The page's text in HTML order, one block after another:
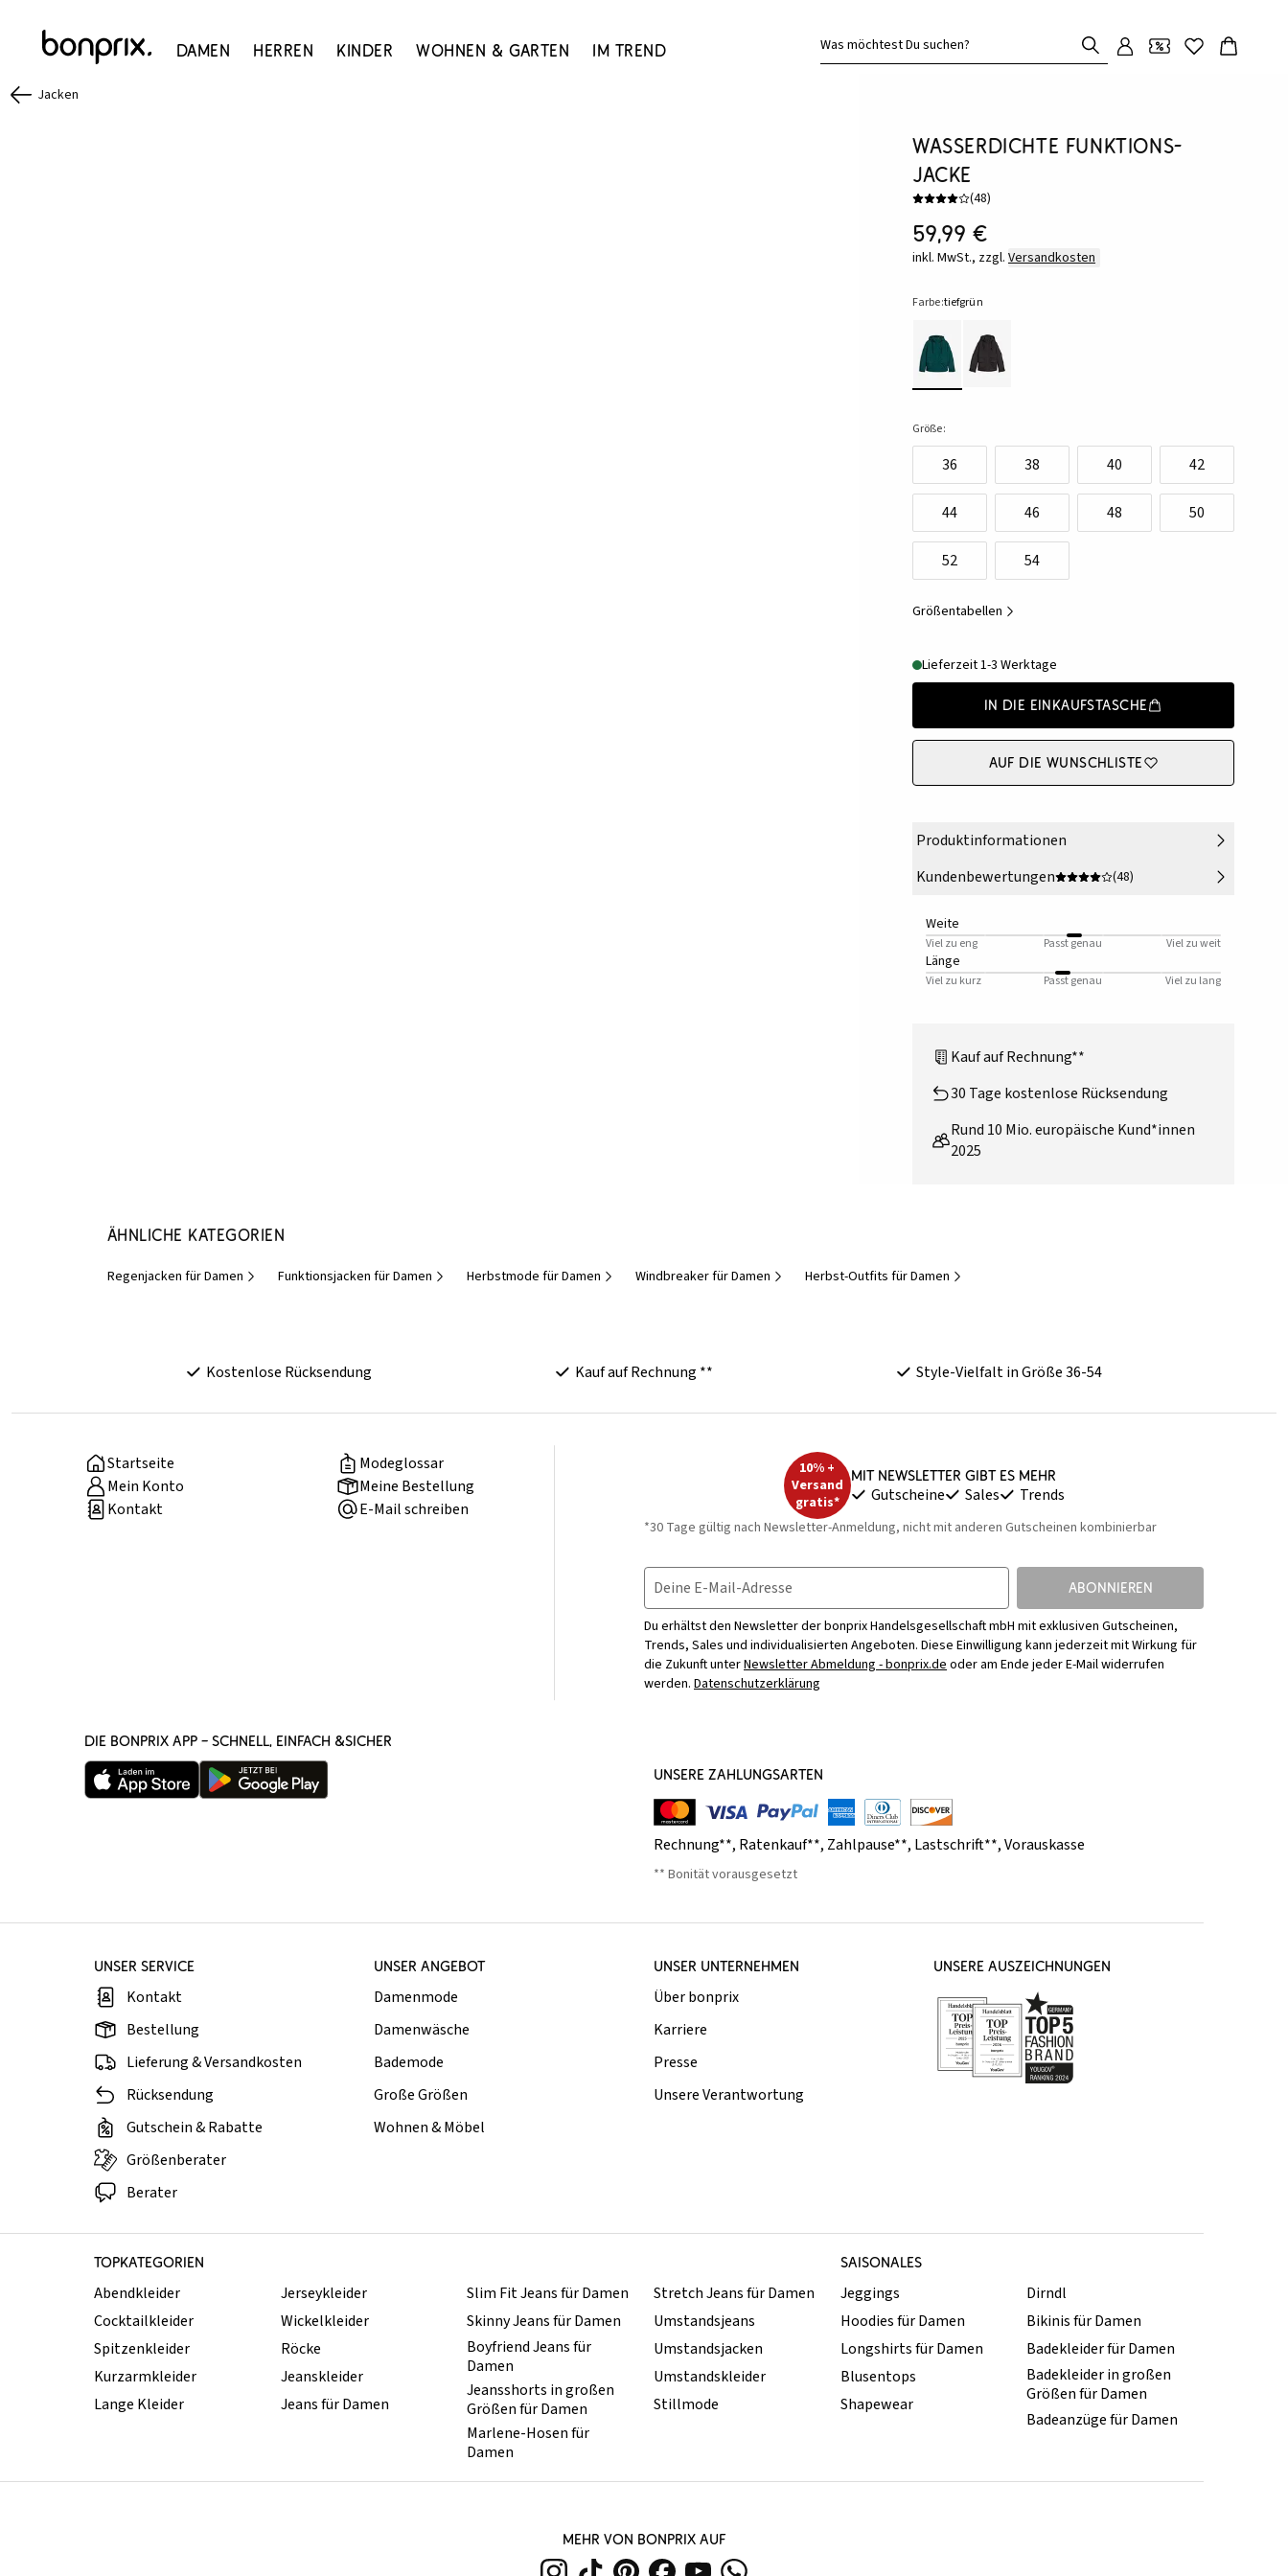
Damen Herren Kinder Wohnen & Garten Im Trend Was möchtest Du suchen?
Jacken
Wasserdichte Funktions-
Jacke
(48)
59,99 €
inkl. MwSt., zzgl. Versandkosten
Farbe:tiefgrün
Größe:
36 38 40 42
44 46 48 50
52 54
Größentabellen
Lieferzeit 1-3 Werktage
In die Einkaufstasche
Auf die Wunschliste
Produktinformationen
Kundenbewertungen
(48)
Weite
Viel zu eng Passt genau Viel zu weit
Länge
Viel zu kurz Passt genau Viel zu lang
Kauf auf Rechnung**
30 Tage kostenlose Rücksendung
Rund 10 Mio. europäische Kund*innen
2025
Ähnliche Kategorien
Regenjacken für Damen Funktionsjacken für Damen Herbstmode für Damen Windbreaker für Damen Herbst-Outfits für Damen
Kostenlose Rücksendung Kauf auf Rechnung ** Style-Vielfalt in Größe 36-54
Startseite
Modeglossar
Mein Konto
Meine Bestellung
Kontakt
E-Mail schreiben
10% +
Versand
gratis*
Mit Newsletter gibt es mehr
Gutscheine Sales Trends
*30 Tage gültig nach Newsletter-Anmeldung, nicht mit anderen Gutscheinen kombinierbar
Deine E-Mail-Adresse ABONNIEREN
Du erhältst den Newsletter der bonprix Handelsgesellschaft mbH mit exklusiven Gutscheinen,
Trends, Sales und individualisierten Angeboten. Diese Einwilligung kann jederzeit mit Wirkung für
die Zukunft unterNewsletter Abmeldung - bonprix.deoder am Ende jeder E-Mail widerrufen
werden. Datenschutzerklärung
DIE BONPRIX APP – SCHNELL, EINFACH &SICHER
UNSERE ZAHLUNGSARTEN
Rechnung**, Ratenkauf**, Zahlpause**, Lastschrift**,Vorauskasse
** Bonität vorausgesetzt
UNSER SERVICE
Kontakt
Bestellung
Lieferung & Versandkosten
Rücksendung
Gutschein & Rabatte
Größenberater
Berater
UNSER ANGEBOT
Damenmode
Damenwäsche
Bademode
Große Größen
Wohnen & Möbel
UNSER UNTERNEHMEN
Über bonprix
Karriere
Presse
Unsere Verantwortung
UNSERE AUSZEICHNUNGEN
TOPKATEGORIEN SAISONALES
Abendkleider
Cocktailkleider
Spitzenkleider
Kurzarmkleider
Lange Kleider
Jerseykleider
Wickelkleider
Röcke
Jeanskleider
Jeans für Damen
Slim Fit Jeans für Damen
Skinny Jeans für Damen
Boyfriend Jeans für
Damen
Jeansshorts in großen
Größen für Damen
Marlene-Hosen für
Damen
Stretch Jeans für Damen
Umstandsjeans
Umstandsjacken
Umstandskleider
Stillmode
Jeggings
Hoodies für Damen
Longshirts für Damen
Blusentops
Shapewear
Dirndl
Bikinis für Damen
Badekleider für Damen
Badekleider in großen
Größen für Damen
Badeanzüge für Damen
MEHR VON BONPRIX AUF